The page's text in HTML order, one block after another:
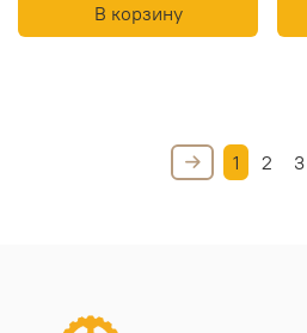
В корзину
1 2 3